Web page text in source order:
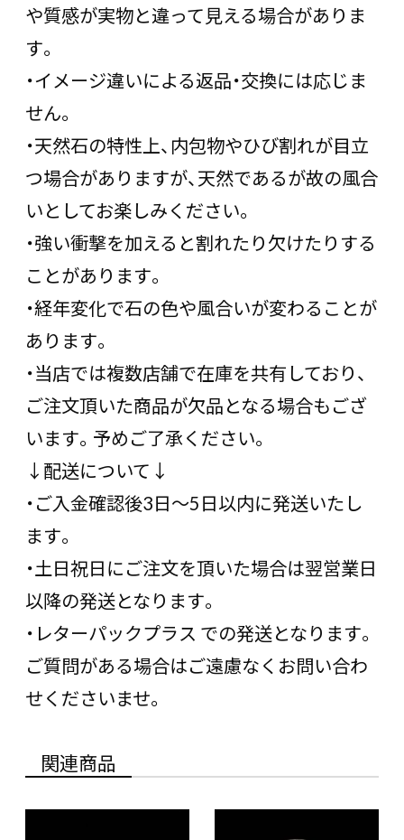
や質感が実物と違って見える場合がありま
す。
・イメージ違いによる返品・交換には応じま
せん。
・天然石の特性上、内包物やひび割れが目立
つ場合がありますが、天然であるが故の風合
いとしてお楽しみください。
・強い衝撃を加えると割れたり欠けたりする
ことがあります。
・経年変化で石の色や風合いが変わることが
あります。
・当店では複数店舗で在庫を共有しており、
ご注文頂いた商品が欠品となる場合もござ
います。予めご了承ください。
↓配送について↓
・ご入金確認後3日〜5日以内に発送いたし
ます。
・土日祝日にご注文を頂いた場合は翌営業日
以降の発送となります。
・レターパックプラス での発送となります。
ご質問がある場合はご遠慮なくお問い合わ
せくださいませ。
関連商品